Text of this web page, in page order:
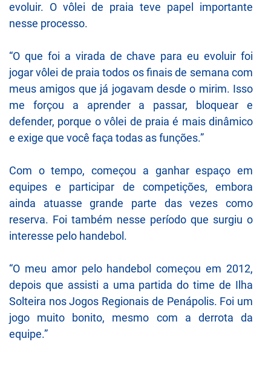
evoluir. O vôlei de praia teve papel importante
nesse processo.
“O que foi a virada de chave para eu evoluir foi
jogar vôlei de praia todos os finais de semana com
meus amigos que já jogavam desde o mirim. Isso
me forçou a aprender a passar, bloquear e
defender, porque o vôlei de praia é mais dinâmico
e exige que você faça todas as funções.”
Com o tempo, começou a ganhar espaço em
equipes e participar de competições, embora
ainda atuasse grande parte das vezes como
reserva. Foi também nesse período que surgiu o
interesse pelo handebol.
“O meu amor pelo handebol começou em 2012,
depois que assisti a uma partida do time de Ilha
Solteira nos Jogos Regionais de Penápolis. Foi um
jogo muito bonito, mesmo com a derrota da
equipe.”